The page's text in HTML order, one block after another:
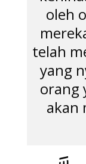
oleh
telah
yang
orang
akan